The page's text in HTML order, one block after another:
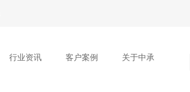
行业资讯 客户案例 关于中承